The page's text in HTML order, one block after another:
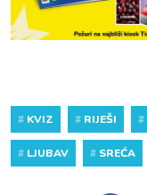
# KVIZ # RIJEŠI #
# LJUBAV # SREĆA